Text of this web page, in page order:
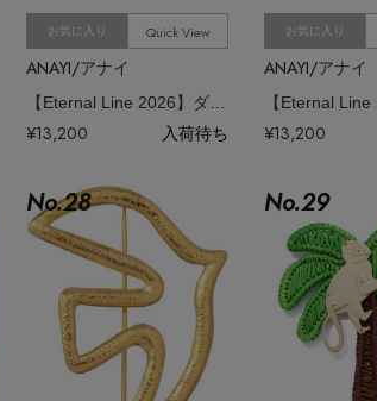
お気に入り Quick View
ANAYI/アナイ
¥13,200 入荷待ち
お気に入り
ANAYI/アナイ
¥13,200
No.28 No.29